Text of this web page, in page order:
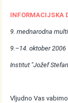
INFORMACIJSKA
9. mednarodna
9.–14. oktober 2006
Institut "Jožef
Vljudno Vas